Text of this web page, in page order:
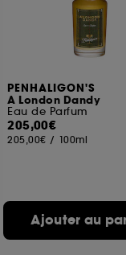
PENHALIGON'S
A London Dandy
Eau de Parfum
205,00€
205,00€ / 100ml
Ajouter au